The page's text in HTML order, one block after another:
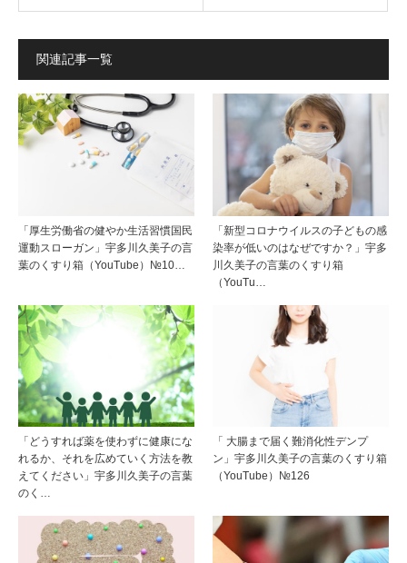
関連記事一覧
「厚生労働省の健やか生活習慣国民
運動スローガン」宇多川久美子の言
葉のくすり箱（YouTube）№10…
「新型コロナウイルスの子どもの感
染率が低いのはなぜですか？」宇多
川久美子の言葉のくすり箱
（YouTu…
「どうすれば薬を使わずに健康にな
れるか、それを広めていく方法を教
えてください」宇多川久美子の言葉
のく…
「 大腸まで届く難消化性デンプ
ン」宇多川久美子の言葉のくすり箱
（YouTube）№126